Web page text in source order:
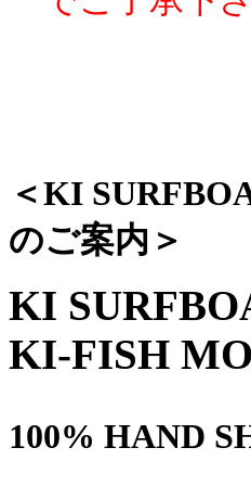
＜KI
のご案内＞
KI
KI-FISH
100% HAND